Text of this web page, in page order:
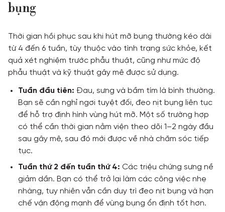
bụng
Thời gian hồi phục sau khi hút mỡ bụng thường kéo dài
từ 4 đến 6 tuần, tùy thuộc vào tình trạng sức khỏe, kết
quả xét nghiệm trước phẫu thuật, cũng như mức độ
phẫu thuật và kỹ thuật gây mê được sử dụng.
Tuần đầu tiên: Đau, sưng và bầm tím là bình thường.
Bạn sẽ cần nghỉ ngơi tuyệt đối, đeo nịt bụng liên tục
để hỗ trợ định hình vùng hút mỡ. Một số trường hợp
có thể cần thời gian nằm viện theo dõi 1–2 ngày đầu
sau gây mê, sau đó mới được về nhà chăm sóc tiếp
tục.
Tuần thứ 2 đến tuần thứ 4: Các triệu chứng sưng nề
giảm dần. Bạn có thể trở lại làm các công việc nhẹ
nhàng, tuy nhiên vẫn cần duy trì đeo nịt bụng và hạn
chế vận động mạnh để vùng bụng ổn định tốt hơn.